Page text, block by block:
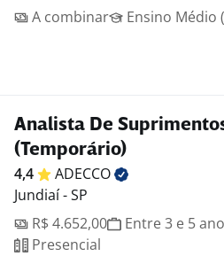
A combinar
Ensino Médio
Analista De
(Temporário)
4,4
ADECCO
Jundiaí - SP
R$ 4.652,00
Entre 3 e 5
Presencial